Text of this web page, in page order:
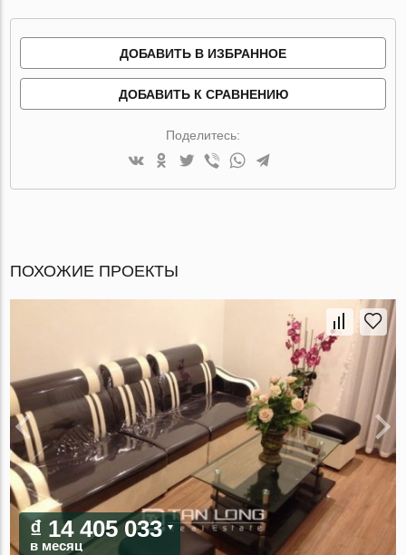
ДОБАВИТЬ В ИЗБРАННОЕ
ДОБАВИТЬ К СРАВНЕНИЮ
Поделитесь:
ПОХОЖИЕ ПРОЕКТЫ
₫ 14 405 033
в месяц